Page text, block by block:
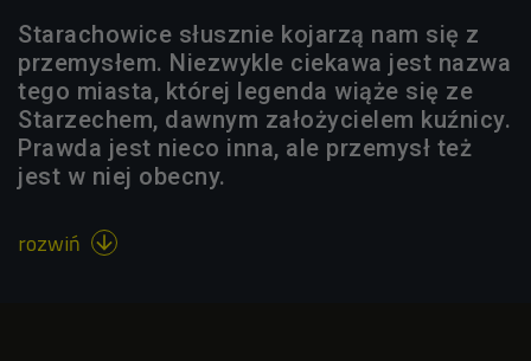
Starachowice słusznie kojarzą nam się z
przemysłem. Niezwykle ciekawa jest nazwa
tego miasta, której legenda wiąże się ze
Starzechem, dawnym założycielem kuźnicy.
Prawda jest nieco inna, ale przemysł też
jest w niej obecny.
rozwiń 